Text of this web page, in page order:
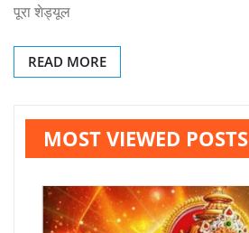
पूरा शेड्यूल
READ MORE
MOST VIEWED POSTS